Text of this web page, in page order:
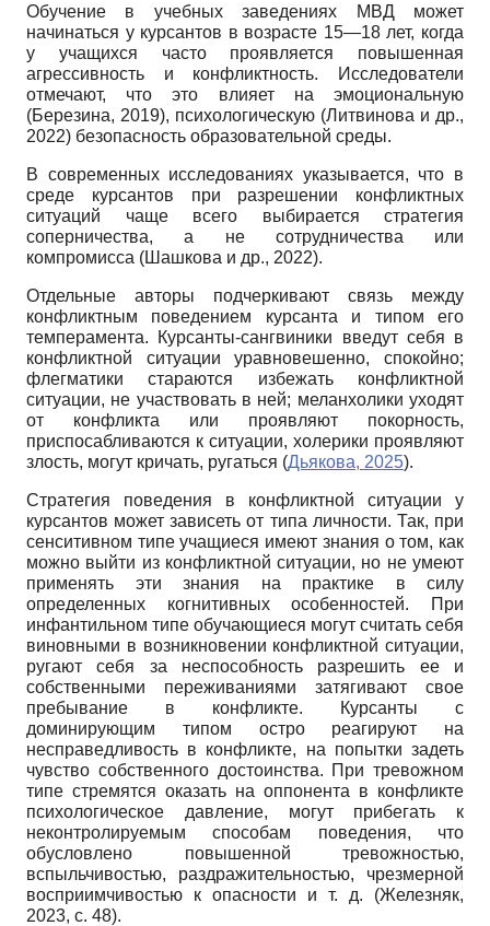
Обучение в учебных заведениях МВД может
начинаться у курсантов в возрасте 15—18 лет, когда
у учащихся часто проявляется повышенная
агрессивность и конфликтность. Исследователи
отмечают, что это влияет на эмоциональную
(Березина, 2019), психологическую (Литвинова и др.,
2022) безопасность образовательной среды.
В современных исследованиях указывается, что в
среде курсантов при разрешении конфликтных
ситуаций чаще всего выбирается стратегия
соперничества, а не сотрудничества или
компромисса (Шашкова и др., 2022).
Отдельные авторы подчеркивают связь между
конфликтным поведением курсанта и типом его
темперамента. Курсанты-сангвиники введут себя в
конфликтной ситуации уравновешенно, спокойно;
флегматики стараются избежать конфликтной
ситуации, не участвовать в ней; меланхолики уходят
от конфликта или проявляют покорность,
приспосабливаются к ситуации, холерики проявляют
злость, могут кричать, ругаться (Дьякова, 2025).
Стратегия поведения в конфликтной ситуации у
курсантов может зависеть от типа личности. Так, при
сенситивном типе учащиеся имеют знания о том, как
можно выйти из конфликтной ситуации, но не умеют
применять эти знания на практике в силу
определенных когнитивных особенностей. При
инфантильном типе обучающиеся могут считать себя
виновными в возникновении конфликтной ситуации,
ругают себя за неспособность разрешить ее и
собственными переживаниями затягивают свое
пребывание в конфликте. Курсанты с
доминирующим типом остро реагируют на
несправедливость в конфликте, на попытки задеть
чувство собственного достоинства. При тревожном
типе стремятся оказать на оппонента в конфликте
психологическое давление, могут прибегать к
неконтролируемым способам поведения, что
обусловлено повышенной тревожностью,
вспыльчивостью, раздражительностью, чрезмерной
восприимчивостью к опасности и т. д. (Железняк,
2023, c. 48).